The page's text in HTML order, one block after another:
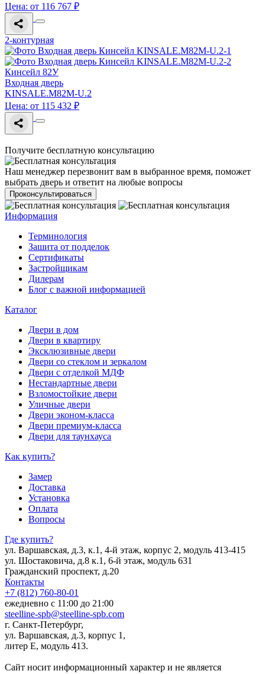
Цена: от 116 767 ₽
2-контурная
Кинсейл 82У
Входная дверь
KINSALE.M82M-U.2
Цена: от 115 432 ₽
Получите бесплатную консультацию
Наш менеджер перезвонит вам в выбранное время, поможет
выбрать дверь и ответит на любые вопросы
Проконсультироваться
Информация
Терминология
Зашита от подделок
Сертификаты
Застройщикам
Дилерам
Блог с важной информацией
Каталог
Двери в дом
Двери в квартиру
Эксклюзивные двери
Двери со стеклом и зеркалом
Двери с отделкой МДФ
Нестандартные двери
Взломостойкие двери
Уличные двери
Двери эконом-класса
Двери премиум-класса
Двери для таунхауса
Как купить?
Замер
Доставка
Установка
Оплата
Вопросы
Где купить?
ул. Варшавская, д.3, к.1, 4-й этаж, корпус 2, модуль 413-415
ул. Шостаковича, д.8 к.1, 6-й этаж, модуль 631
Гражданский проспект, д.20
Контакты
+7 (812) 760-80-01
ежедневно с 11:00 до 21:00
steelline-spb@steelline-spb.com
г. Санкт-Петербург,
ул. Варшавская, д.3, корпус 1,
литер Е, модуль 413.
Сайт носит информационный характер и не является